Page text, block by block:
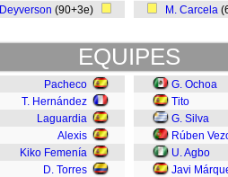
Deyverson (90+3e)
M. Carcela
EQUIPES
Pacheco
T. Hernández
Laguardia
Alexis
Kiko Femenía
D. Torres
G. Ochoa
Tito
G. Silva
Rúben
U. Agbo
Javi